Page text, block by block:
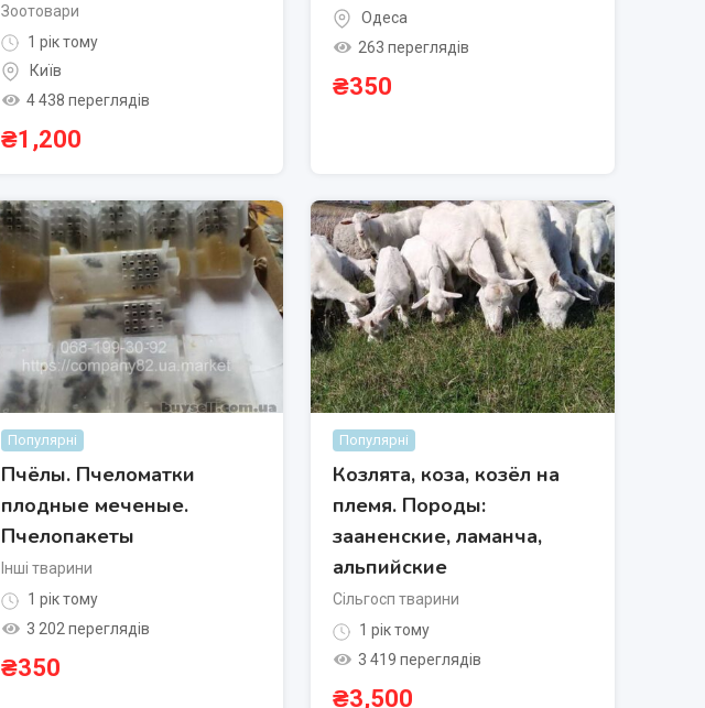
Зоотовари
1 рік тому
Київ
4 438 переглядів
₴1,200
Одеса
263 переглядів
₴350
Популярні
Пчёлы. Пчеломатки
плодные меченые.
Пчелопакеты
Інші тварини
1 рік тому
3 202 переглядів
₴350
Популярні
Козлята, коза, козёл на
племя. Породы:
зааненские, ламанча,
альпийские
Сільгосп тварини
1 рік тому
3 419 переглядів
₴3,500